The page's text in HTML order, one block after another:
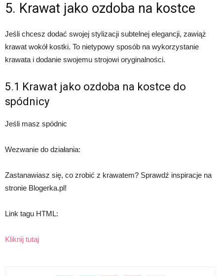
5. Krawat jako ozdoba na kostce
Jeśli chcesz dodać swojej stylizacji subtelnej elegancji, zawiąż
krawat wokół kostki. To nietypowy sposób na wykorzystanie
krawata i dodanie swojemu strojowi oryginalności.
5.1 Krawat jako ozdoba na kostce do
spódnicy
Jeśli masz spódnic
Wezwanie do działania:
Zastanawiasz się, co zrobić z krawatem? Sprawdź inspiracje na
stronie Blogerka.pl!
Link tagu HTML:
Kliknij tutaj